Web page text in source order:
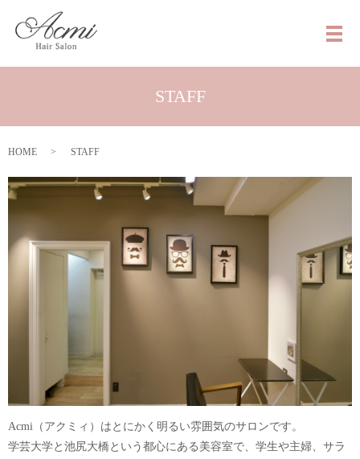
メ
STAFF
HOME STAFF
Acmi（アクミィ）はとにかく明るい雰囲気のサロンです。
学芸大学と池尻大橋という都心にある美容室で、学生や主婦、サラ